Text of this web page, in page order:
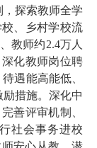
探索教师全学
、乡村学校流
教师约2.4万人
化教师岗位聘
遇能高能低、
措施。深化中
善评审机制、
社会事务进校